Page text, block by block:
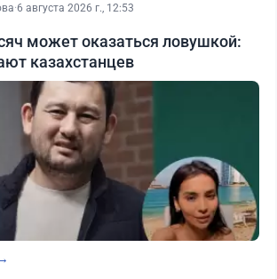
·6 августа 2026 г., 12:53
может оказаться ловушкой:
казахстанцев